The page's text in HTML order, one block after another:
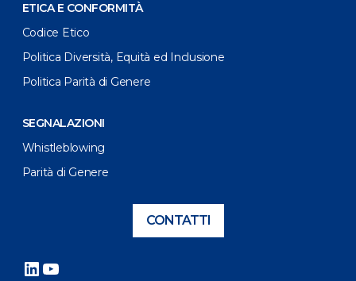
ETICA E CONFORMITÀ
Codice Etico
Politica Diversità, Equità ed Inclusione
Politica Parità di Genere
SEGNALAZIONI
Whistleblowing
Parità di Genere
CONTATTI
LinkedIn
YouTube